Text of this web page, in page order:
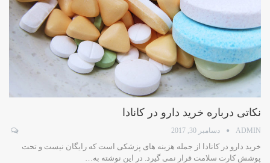
نکاتی درباره خرید دارو در کانادا
ADMIN دسامبر 30, 2017
خرید دارو در کانادا از جمله هزینه های پزشکی است که رایگان نیست و تحت
پوشش کارت سلامت قرار نمی گیرد. در این نوشته به…